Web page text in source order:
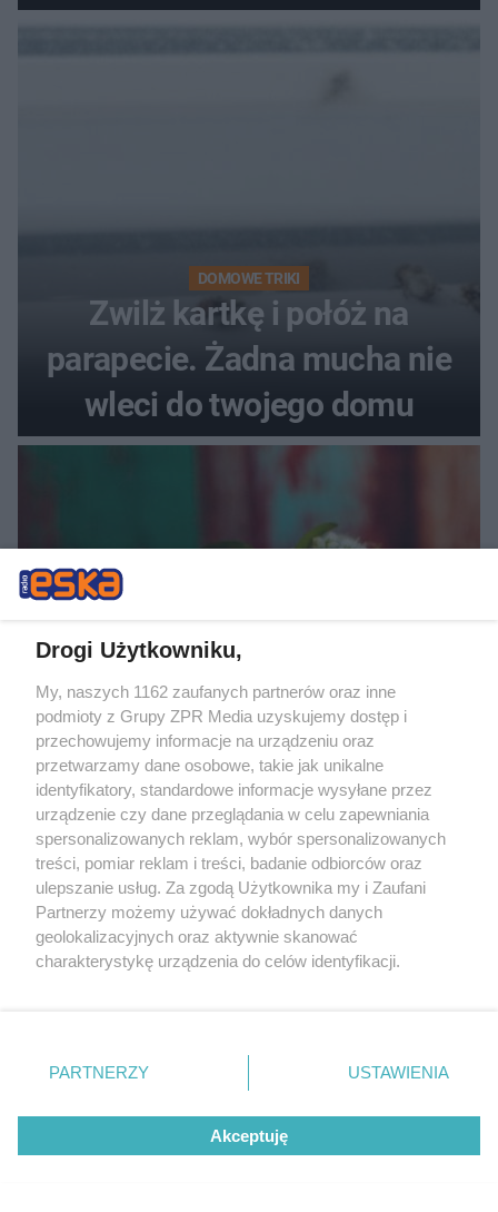
DOMOWE TRIKI
Zwilż kartkę i połóż na
parapecie. Żadna mucha nie
wleci do twojego domu
RZADKIE IMIONA
To imię brzmi jak nazwa
europejskiego kraju. W
Polsce nosi je zaledwie 3
kobiety
Psychotest. Wybierz jeden kwiat i
Drogi Użytkowniku,
My, naszych 1162 zaufanych partnerów oraz inne
podmioty z Grupy ZPR Media uzyskujemy dostęp i
przechowujemy informacje na urządzeniu oraz
przetwarzamy dane osobowe, takie jak unikalne
identyfikatory, standardowe informacje wysyłane przez
urządzenie czy dane przeglądania w celu zapewniania
spersonalizowanych reklam, wybór spersonalizowanych
treści, pomiar reklam i treści, badanie odbiorców oraz
ulepszanie usług. Za zgodą Użytkownika my i Zaufani
Partnerzy możemy używać dokładnych danych
geolokalizacyjnych oraz aktywnie skanować
charakterystykę urządzenia do celów identyfikacji.
zmienić/wycofać klikając przycisk ustawień prywatności
znajdujący się w lewym dolnym rogu strony
rodzaje przetwarzania danych nie wymagają zgody
użytkownika, ale masz prawo sprzeciwić się takiemu
przetwarzaniu. Preferencje będą miały zastosowanie tylko
PARTNERZY USTAWIENIA
Akceptuję